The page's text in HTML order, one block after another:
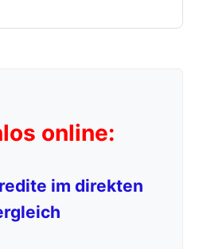
online:
im direkten